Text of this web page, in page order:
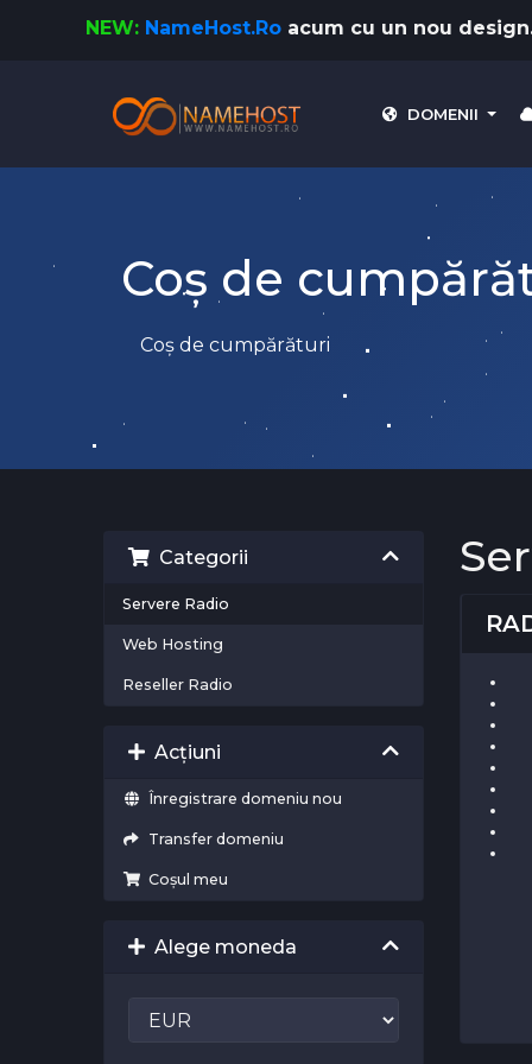
NEW: NameHost.Ro acum cu un nou
DOMENII
Coș de
Coș de cumpărături
Categorii
Servere Radio
Web Hosting
Reseller Radio
Acțiuni
Înregistrare domeniu nou
Transfer domeniu
Coșul meu
Alege moneda